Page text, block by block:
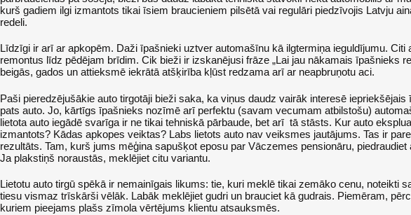
kurš gadiem ilgi izmantots tikai īsiem braucieniem pilsētā vai regulāri piedzīvojis Latvju
redeli.
Līdzīgi ir arī ar apkopēm. Daži īpašnieki uztver automašīnu kā ilgtermiņa ieguldījumu. Citi
remontus līdz pēdējam brīdim. Cik bieži ir izskanējusi frāze „Lai jau nākamais īpašnieks
beigās, gados un attieksmē iekrātā atšķirība kļūst redzama arī ar neapbruņotu aci.
Paši pieredzējušākie auto tirgotāji bieži saka, ka viņus daudz vairāk interesē iepriekšējais
pats auto. Jo, kārtīgs īpašnieks nozīmē arī perfektu (savam vecumam atbilstošu)
lietota auto iegādē svarīga ir ne tikai tehniskā pārbaude, bet arī tā stāsts. Kur auto
izmantots? Kādas apkopes veiktas? Labs lietots auto nav veiksmes jautājums. Tas ir
rezultāts. Tam, kurš jums mēģina sapušķot eposu par Vāczemes pensionāru, piedraudiet
Ja plakstiņš noraustās, meklējiet citu variantu.
Lietotu auto tirgū spēkā ir nemainīgais likums: tie, kuri meklē tikai zemāko cenu, noteikti
tiesu vismaz trīskārši vēlāk. Labāk meklējiet gudri un brauciet kā gudrais. Piemēram,
kuriem pieejams plašs zīmola vērtējums klientu atsauksmēs.